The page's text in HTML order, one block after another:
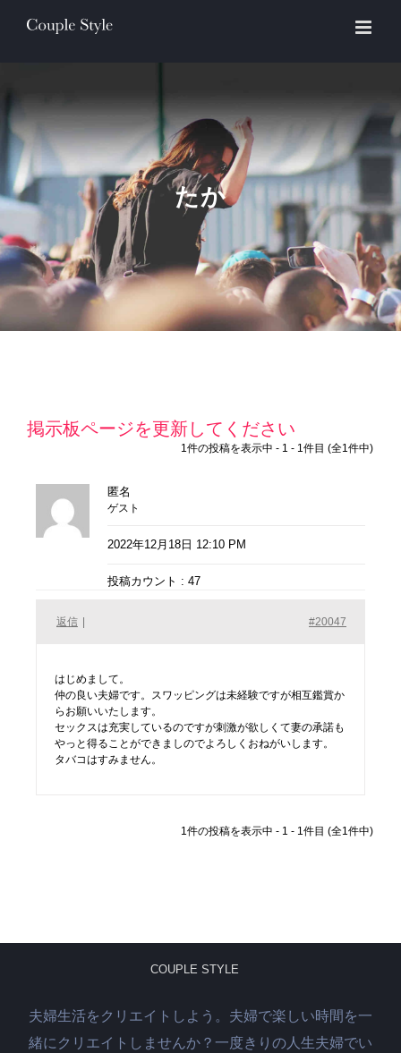
たか
掲示板ページを更新してください
1件の投稿を表示中 - 1 - 1件目 (全1件中)
匿名
ゲスト
2022年12月18日 12:10 PM
投稿カウント : 47
#20047
返信
はじめまして。
仲の良い夫婦です。スワッピングは未経験ですが相互鑑賞か
らお願いいたします。
セックスは充実しているのですが刺激が欲しくて妻の承諾も
やっと得ることができましのでよろしくおねがいします。
タバコはすみません。
1件の投稿を表示中 - 1 - 1件目 (全1件中)
COUPLE STYLE
夫婦生活をクリエイトしよう。夫婦で楽しい時間を一
緒にクリエイトしませんか？一度きりの人生夫婦でい